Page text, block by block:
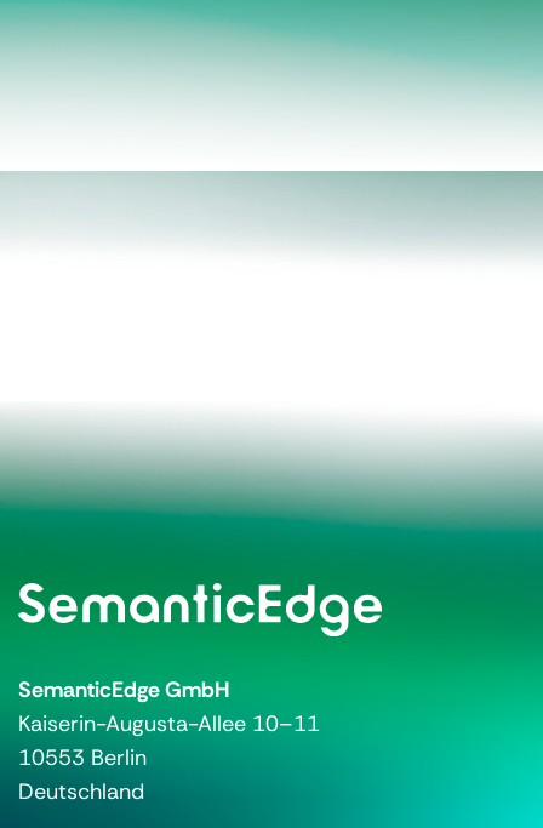
SemanticEdge GmbH
Kaiserin-Augusta-Allee 10–11
10553 Berlin
Deutschland